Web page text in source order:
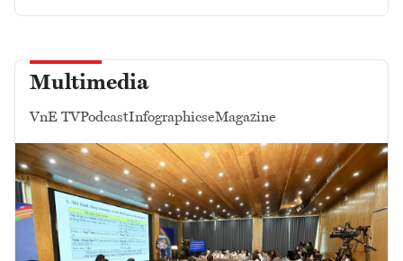
Multimedia
VnE TVPodcastInfographicseMagazine